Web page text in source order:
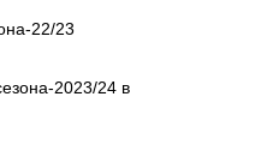
22/23
2023/24 в